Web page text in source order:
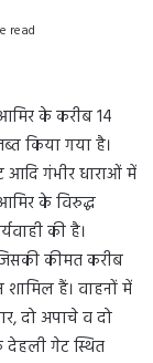
read
के करीब 14
किया गया है।
आदि गंभीर धाराओं में
के विरुद्ध
की है।
कीमत करीब
हैं। वाहनों में
दो अपाचे व दो
गेट स्थित